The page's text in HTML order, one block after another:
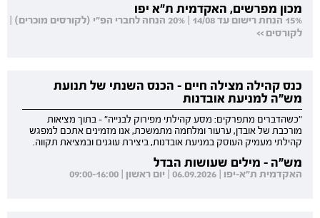
מכון מפרשים, האקדמית ת"א יפו
15% הנחת רישום עד 14/08 | 20% הנחה לחברי הפ"י (לקורסים מוכרים) |
לקורסים >>
כנס קהילה מצילה חיים - הכנס השנתי של תנועת
מש"ה למניעת אובדנות
"כשהדברים מתפרקים: מסע קהילתי מפירוק לבנייה" - בתוך מציאות
מורכבת של אובדן, ערעור ומלחמה מתמשכת, אנו מזמינים אתכם למפגש
קהילתי מעמיק העוסק במניעת אובדנות, ביצירת עוגנים ובמציאת תקווה.
מש"ה - מילים שעושות הבדל
האקדמית ת"א-יפו | 06.09.2026 | יום ראשון | 09:00-16:00